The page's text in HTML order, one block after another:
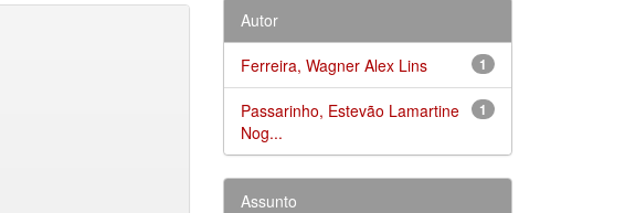
Autor
1
Ferreira, Wagner Alex Lins
1
Passarinho, Estevão Lamartine
Nog...
Assunto